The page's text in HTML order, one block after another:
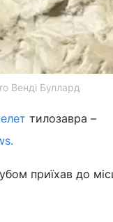
Венді Буллард
тилозавра –
приїхав до